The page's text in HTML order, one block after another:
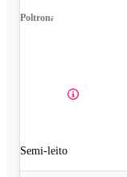
Poltrona
Semi-leito